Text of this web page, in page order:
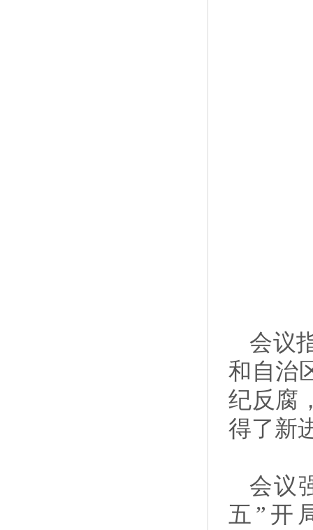
会议
和自治
纪反腐
得了新
会议
五”开